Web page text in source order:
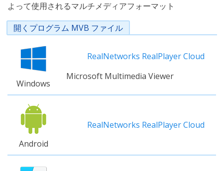
よって使用されるマルチメディアフォーマット
開くプログラム MVB ファイル
Windows
RealNetworks RealPlayer Cloud
Microsoft Multimedia Viewer
Android
RealNetworks RealPlayer Cloud